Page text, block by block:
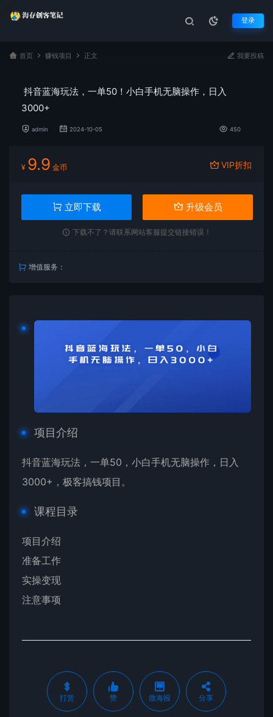
登录
首页 赚钱项目 正文 我要投稿
抖音蓝海玩法，一单50！小白手机无脑操作，日入
3000+
admin 2024-10-05 450
¥ 9.9 金币 VIP折扣
立即下载 升级会员
下载不了？请联系网站客服提交链接错误！
增值服务：
项目介绍
抖音蓝海玩法，一单50，小白手机无脑操作，日入
3000+，极客搞钱项目。
课程目录
项目介绍
准备工作
实操变现
注意事项
打赏 赞 微海报 分享